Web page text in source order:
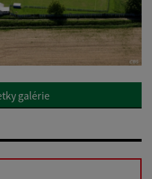
galérie